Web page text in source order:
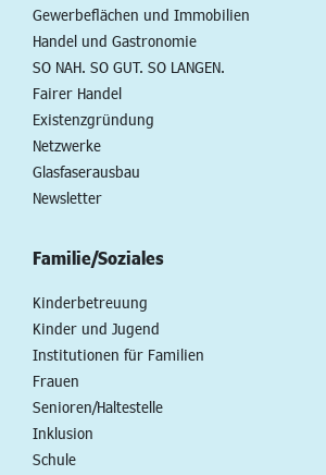
Gewerbeflächen und Immobilien
Handel und Gastronomie
SO NAH. SO GUT. SO LANGEN.
Fairer Handel
Existenzgründung
Netzwerke
Glasfaserausbau
Newsletter
Familie/Soziales
Kinderbetreuung
Kinder und Jugend
Institutionen für Familien
Frauen
Senioren/Haltestelle
Inklusion
Schule